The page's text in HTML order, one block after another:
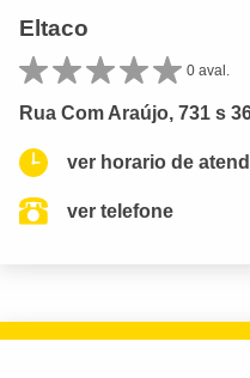
Eltaco
0 aval.
Rua Com Araújo, 731 s
ver horario de
ver telefone